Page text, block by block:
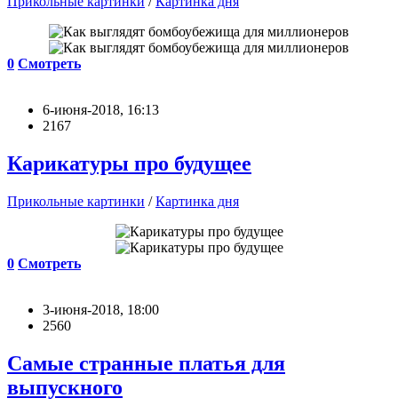
0 Смотреть
6-июня-2018, 16:13
2167
Карикатуры про будущее
Прикольные картинки /Картинка дня
0 Смотреть
3-июня-2018, 18:00
2560
Самые странные платья для
выпускного